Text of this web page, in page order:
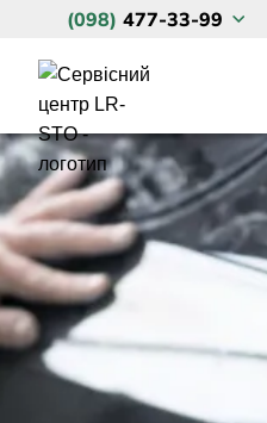
ТО Land Rover
Діагностика Land
Кузовний
Чіп
LINCOLN,
(098) 477-33-99